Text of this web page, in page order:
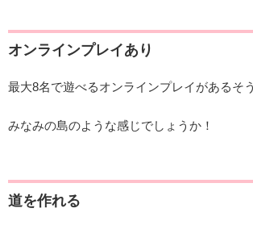
オンラインプレイあり
最大8名で遊べるオンラインプレイがあるそ
みなみの島のような感じでしょうか！
道を作れる